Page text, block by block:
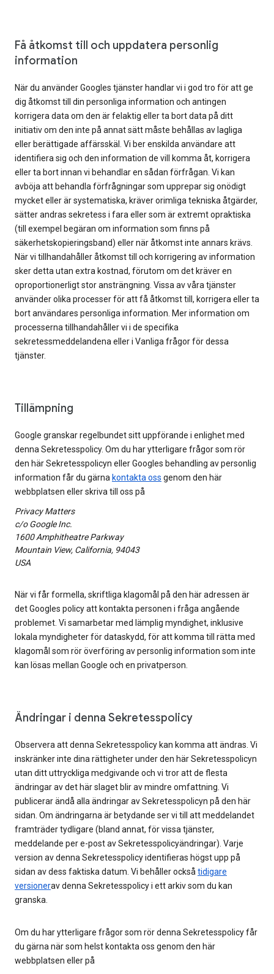
Få åtkomst till och uppdatera personlig
information
När du använder Googles tjänster handlar vi i god tro för att ge
dig åtkomst till din personliga information och antingen
korrigera data om den är felaktig eller ta bort data på ditt
initiativ om den inte på annat sätt måste behållas av lagliga
eller berättigade affärsskäl. Vi ber enskilda användare att
identifiera sig och den information de vill komma åt, korrigera
eller ta bort innan vi behandlar en sådan förfrågan. Vi kan
avböja att behandla förfrågningar som upprepar sig onödigt
mycket eller är systematiska, kräver orimliga tekniska åtgärder,
sätter andras sekretess i fara eller som är extremt opraktiska
(till exempel begäran om information som finns på
säkerhetskopieringsband) eller när åtkomst inte annars krävs.
När vi tillhandahåller åtkomst till och korrigering av information
sker detta utan extra kostnad, förutom om det kräver en
oproportionerligt stor ansträngning. Vissa av våra tjänster
använder olika processer för att få åtkomst till, korrigera eller ta
bort användares personliga information. Mer information om
processerna tillhandahåller vi i de specifika
sekretessmeddelandena eller i Vanliga frågor för dessa
tjänster.
Tillämpning
Google granskar regelbundet sitt uppförande i enlighet med
denna Sekretesspolicy. Om du har ytterligare frågor som rör
den här Sekretesspolicyn eller Googles behandling av personlig
information får du gärna kontakta oss genom den här
webbplatsen eller skriva till oss på
Privacy Matters
c/o Google Inc.
1600 Amphitheatre Parkway
Mountain View, California, 94043
USA
När vi får formella, skriftliga klagomål på den här adressen är
det Googles policy att kontakta personen i fråga angående
problemet. Vi samarbetar med lämplig myndighet, inklusive
lokala myndigheter för dataskydd, för att komma till rätta med
klagomål som rör överföring av personlig information som inte
kan lösas mellan Google och en privatperson.
Ändringar i denna Sekretesspolicy
Observera att denna Sekretesspolicy kan komma att ändras. Vi
inskränker inte dina rättigheter under den här Sekretesspolicyn
utan ditt uttryckliga medgivande och vi tror att de flesta
ändringar av det här slaget blir av mindre omfattning. Vi
publicerar ändå alla ändringar av Sekretesspolicyn på den här
sidan. Om ändringarna är betydande ser vi till att meddelandet
framträder tydligare (bland annat, för vissa tjänster,
meddelande per e-post av Sekretesspolicyändringar). Varje
version av denna Sekretesspolicy identifieras högst upp på
sidan av dess faktiska datum. Vi behåller också tidigare
versionerav denna Sekretesspolicy i ett arkiv som du kan
granska.
Om du har ytterligare frågor som rör denna Sekretesspolicy får
du gärna när som helst kontakta oss genom den här
webbplatsen eller på